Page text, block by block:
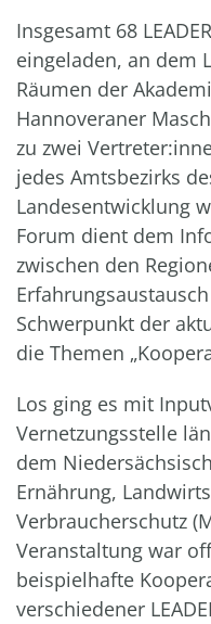
Insgesamt 68
eingeladen, an dem
Räumen der
Hannoveraner
zu zwei
jedes Amtsbezirks
Landesentwicklung
Forum dient dem
zwischen den
Schwerpunkt der
die Themen
Los ging es mit
Vernetzungsstelle
dem
Ernährung,
Verbraucherschutz
Veranstaltung war
beispielhafte
verschiedener